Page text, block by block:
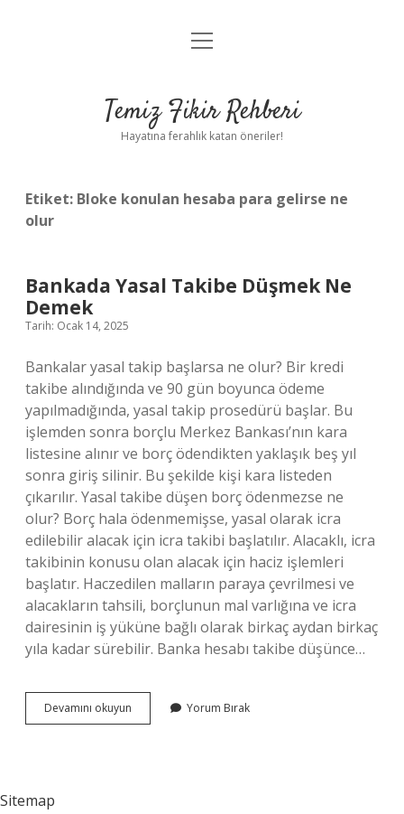
Anasayfa
Yasal Uyarı
menüyü
Temiz Fikir Rehberi
Hayatına ferahlık katan öneriler!
Etiket: Bloke konulan hesaba para gelirse ne
olur
Bankada Yasal Takibe Düşmek Ne
Demek
Tarih: Ocak 14, 2025
Bankalar yasal takip başlarsa ne olur? Bir kredi
takibe alındığında ve 90 gün boyunca ödeme
yapılmadığında, yasal takip prosedürü başlar. Bu
işlemden sonra borçlu Merkez Bankası’nın kara
listesine alınır ve borç ödendikten yaklaşık beş yıl
sonra giriş silinir. Bu şekilde kişi kara listeden
çıkarılır. Yasal takibe düşen borç ödenmezse ne
olur? Borç hala ödenmemişse, yasal olarak icra
edilebilir alacak için icra takibi başlatılır. Alacaklı, icra
takibinin konusu olan alacak için haciz işlemleri
başlatır. Haczedilen malların paraya çevrilmesi ve
alacakların tahsili, borçlunun mal varlığına ve icra
dairesinin iş yüküne bağlı olarak birkaç aydan birkaç
yıla kadar sürebilir. Banka hesabı takibe düşünce…
Devamını okuyun Bankada
Yasal
Yorum Bırak
Sitemap